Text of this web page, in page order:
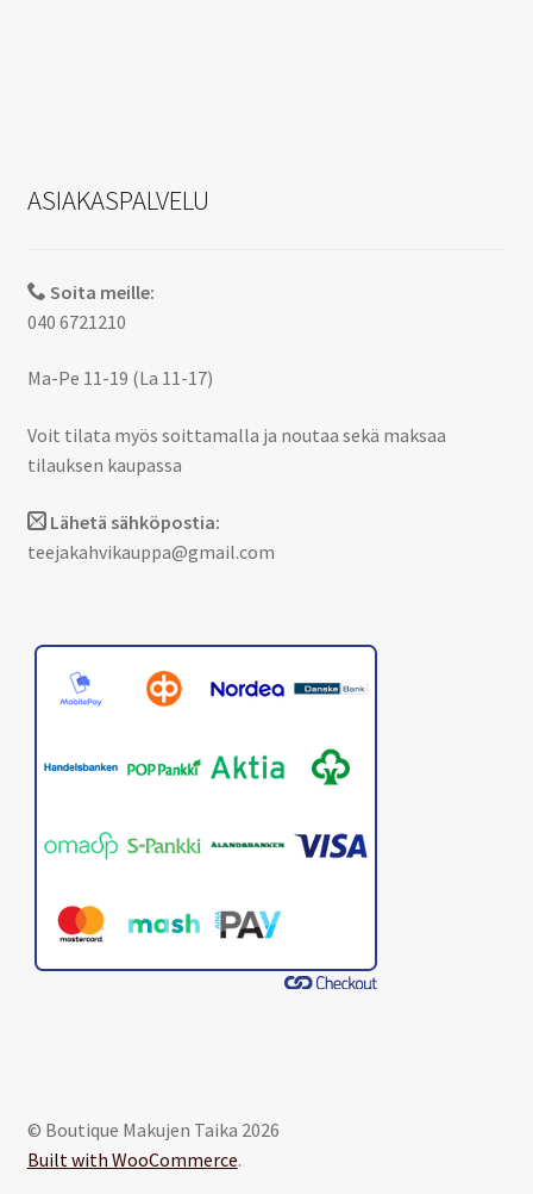
ASIAKASPALVELU
Soita meille:
040 6721210
Ma-Pe 11-19 (La 11-17)
Voit tilata myös soittamalla ja noutaa sekä maksaa
tilauksen kaupassa
Lähetä sähköpostia:
teejakahvikauppa@gmail.com
© Boutique Makujen Taika 2026
Built with WooCommerce.